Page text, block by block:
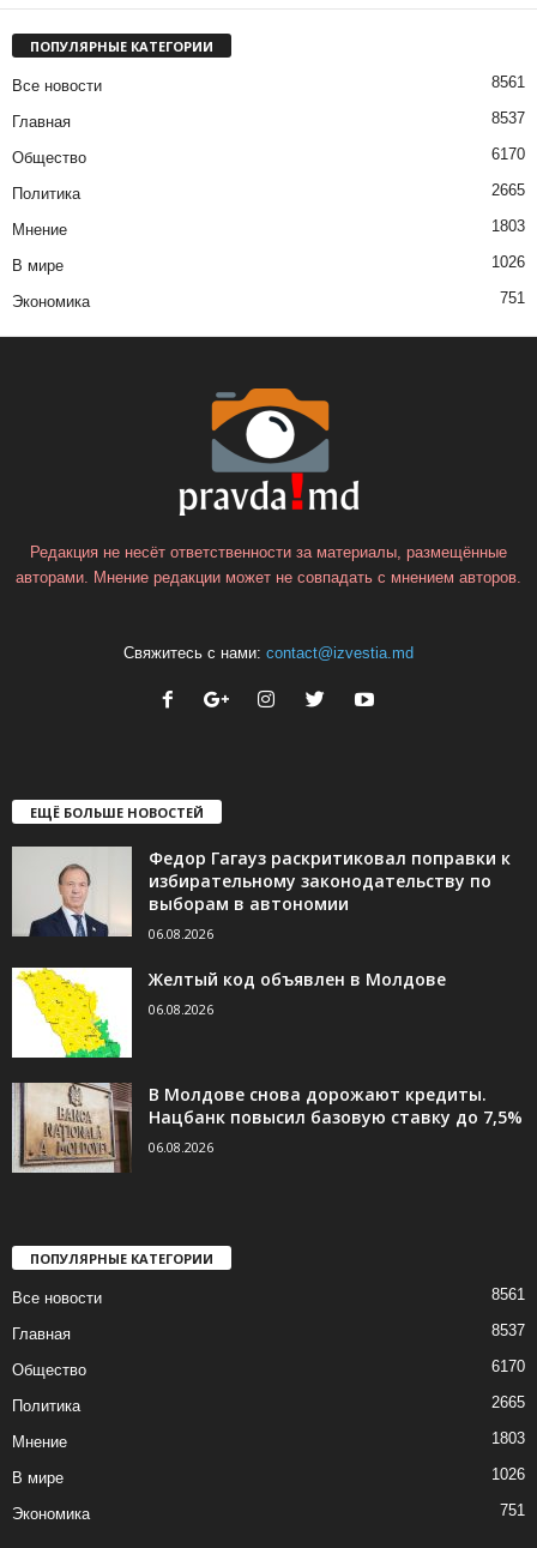
ПОПУЛЯРНЫЕ КАТЕГОРИИ
Все новости 8561
Главная 8537
Общество 6170
Политика 2665
Мнение 1803
В мире 1026
Экономика 751
Редакция не несёт ответственности за материалы, размещённые
авторами. Мнение редакции может не совпадать с мнением авторов.
Свяжитесь с нами: contact@izvestia.md
ЕЩЁ БОЛЬШЕ НОВОСТЕЙ
Федор Гагауз раскритиковал поправки к
избирательному законодательству по
выборам в автономии
06.08.2026
Желтый код объявлен в Молдове
06.08.2026
В Молдове снова дорожают кредиты.
Нацбанк повысил базовую ставку до 7,5%
06.08.2026
ПОПУЛЯРНЫЕ КАТЕГОРИИ
Все новости 8561
Главная 8537
Общество 6170
Политика 2665
Мнение 1803
В мире 1026
Экономика 751